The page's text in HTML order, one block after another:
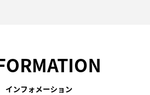
インフォメーション